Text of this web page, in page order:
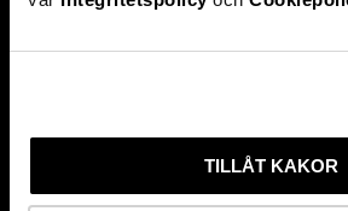
TILLÅT KAKOR
Hittade du inte
fråga?